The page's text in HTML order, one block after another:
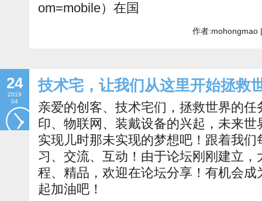
om=mobile）在国
作者:mohongmao
24
2019
04
技术宅，让我们从这里开始拯救
亲爱的创客、技术宅们，拯救世界的
印、物联网、装戴设备的兴起，未来
实现儿时那未实现的梦想吧！跟着我
习、交流、互动！由于论坛刚刚建立
程、精品，欢迎在论坛分享！有机会
起加油吧！